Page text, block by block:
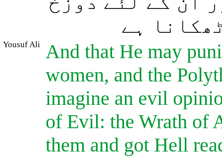
ہے
Yousuf Ali And that He may
women, and the
imagine an evil
of Evil: the Wrath of
them and got Hell